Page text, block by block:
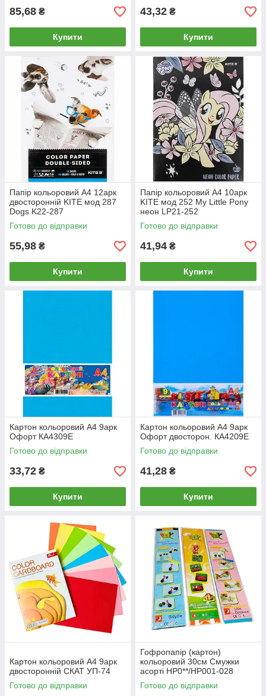
85,68 ₴
Купити
43,32 ₴
Купити
Папір кольоровий А4 12арк
двосторонній KITE мод 287
Dogs K22-287
Готово до відправки
55,98 ₴
Купити
Папір кольоровий А4 10арк
KITE мод 252 My Little Pony
неон LP21-252
Готово до відправки
41,94 ₴
Купити
Картон кольоровий А4 9арк
Офорт КА4309Е
Готово до відправки
33,72 ₴
Купити
Картон кольоровий А4 9арк
Офорт двосторон. КА4209Е
Готово до відправки
41,28 ₴
Купити
Картон кольоровий А4 9арк
двосторонній СКАТ УП-74
Готово до відправки
Гофропапір (картон)
кольоровий 30см Смужки
асорті HP0**/HP001-028
Готово до відправки